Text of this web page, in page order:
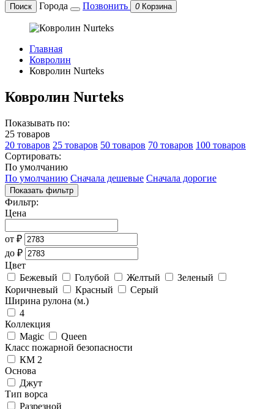
Поиск Города Позвонить 0 Корзина
Главная
Ковролин
Ковролин Nurteks
Ковролин Nurteks
Показывать по:
25 товаров
20 товаров 25 товаров 50 товаров 70 товаров 100 товаров
Сортировать:
По умолчанию
По умолчанию Сначала дешевые Сначала дорогие
Показать фильтр
Фильтр:
Цена
от ₽
до ₽
Цвет
Бежевый
Голубой Желтый
Зеленый
Коричневый
Красный
Серый
Ширина рулона (м.)
4
Коллекция
Magic
Queen
Класс пожарной безопасности
КМ 2
Основа
Джут
Тип ворса
Разрезной